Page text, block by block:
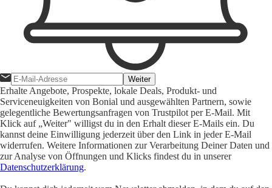
Weiter
Erhalte Angebote, Prospekte, lokale Deals, Produkt- und
Serviceneuigkeiten von Bonial und ausgewählten Partnern, sowie
gelegentliche Bewertungsanfragen von Trustpilot per E-Mail. Mit
Klick auf „Weiter" willigst du in den Erhalt dieser E-Mails ein. Du
kannst deine Einwilligung jederzeit über den Link in jeder E-Mail
widerrufen. Weitere Informationen zur Verarbeitung Deiner Daten und
zur Analyse von Öffnungen und Klicks findest du in unserer
Datenschutzerklärung.